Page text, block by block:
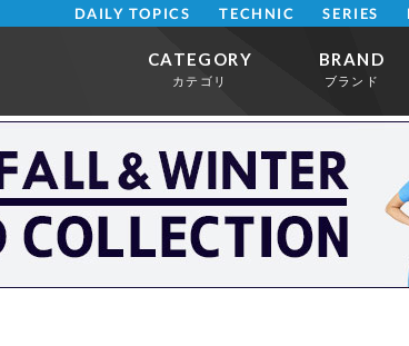
DAILY TOPICS TECHNIC SERIES
CATEGORY
カテゴリ
BRAND
ブランド